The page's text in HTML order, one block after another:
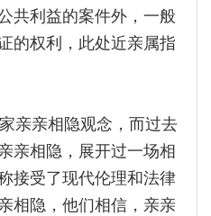
共利益的案件外，一般
的权利，此处近亲属指
亲亲相隐观念，而过去
亲相隐，展开过一场相
接受了现代伦理和法律
相隐，他们相信，亲亲